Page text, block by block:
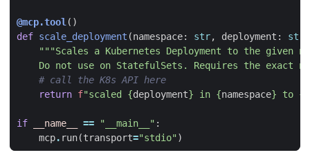
@mcp.tool()
def scale_deployment (namespace: str, deployment : str
Do not use on StatefulSets. Requires the exact
# call the K8s API here
return f"scaled {deployment} in {namespace} to {
if __name__ == "__main__" :
mcp. run(transport="stdio")